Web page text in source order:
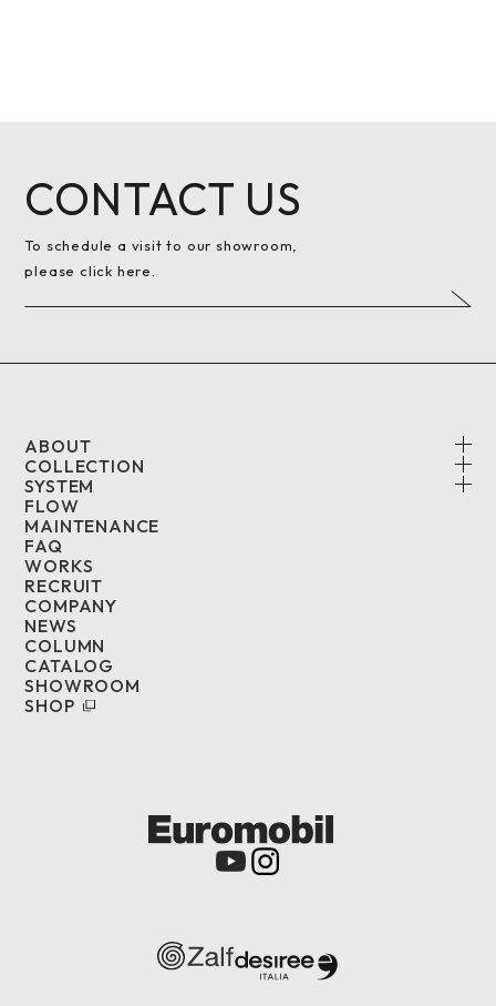
CONTACT US
To schedule a visit to our showroom,
please click here.
ABOUT
COLLECTION
SYSTEM
FLOW
MAINTENANCE
FAQ
WORKS
RECRUIT
COMPANY
NEWS
COLUMN
CATALOG
SHOWROOM
SHOP